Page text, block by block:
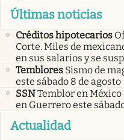
Últimas noticias
Créditos hipotecarios
Corte. Miles de
en sus salarios y se
Temblores Sismo de
este sábado 8 de agosto
SSNTemblor en
en Guerrero este
Actualidad